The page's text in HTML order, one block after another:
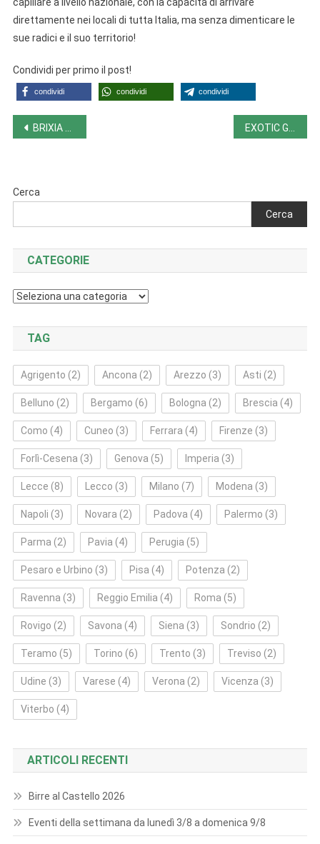
direttamente nei locali di tutta Italia, ma senza dimenticare le
sue radici e il suo territorio!
Condividi per primo il post!
condividi condividi condividi
Navigazione
BRIXIA CRAFT BEER (25-26/5, BS)
Cerca
Cerca
CATEGORIE
Categorie
TAG
Agrigento (2) Ancona (2) Arezzo (3) Asti (2)
Belluno (2) Bergamo (6) Bologna (2) Brescia (4)
Como (4) Cuneo (3) Ferrara (4) Firenze (3)
Forlì‑Cesena (3) Genova (5) Imperia (3)
Lecce (8) Lecco (3) Milano (7) Modena (3)
Napoli (3) Novara (2) Padova (4) Palermo (3)
Parma (2) Pavia (4) Perugia (5)
Pesaro e Urbino (3) Pisa (4) Potenza (2)
Ravenna (3) Reggio Emilia (4) Roma (5)
Rovigo (2) Savona (4) Siena (3) Sondrio (2)
Teramo (5) Torino (6) Trento (3) Treviso (2)
Udine (3) Varese (4) Verona (2) Vicenza (3)
Viterbo (4)
ARTICOLI RECENTI
Birre al Castello 2026
Eventi della settimana da lunedì 3/8 a domenica 9/8